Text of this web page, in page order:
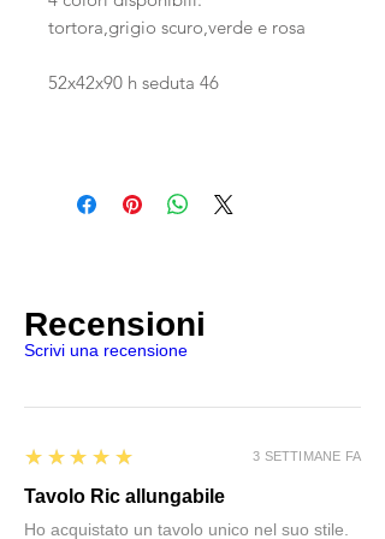
tortora,grigio scuro,verde e rosa
52x42x90 h seduta 46
Recensioni
Scrivi una recensione
5
★★★★★
Tavolo Ric allungabile
Ho acquistato un tavolo unico nel suo stile.
3 SETTIMANE FA